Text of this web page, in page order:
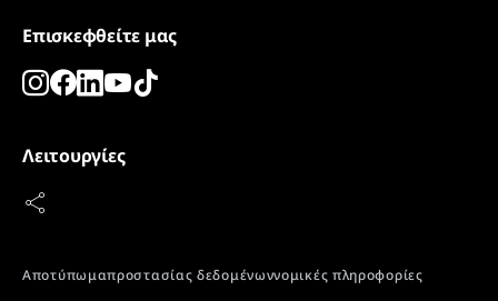
Μια πόρτα που διευκολύνει τις εργασίες σας και
κλείνει μόνη της σε γωνία ανοίγματος έως 90°, ώστε
να μην παραμένει κατά λάθος ανοιχτό το ψυγείο ή ο
θερμοκρασία σταθερή και διασφαλίζεται η ποιότητα
Επισκεφθείτε μας
Λειτουργίες